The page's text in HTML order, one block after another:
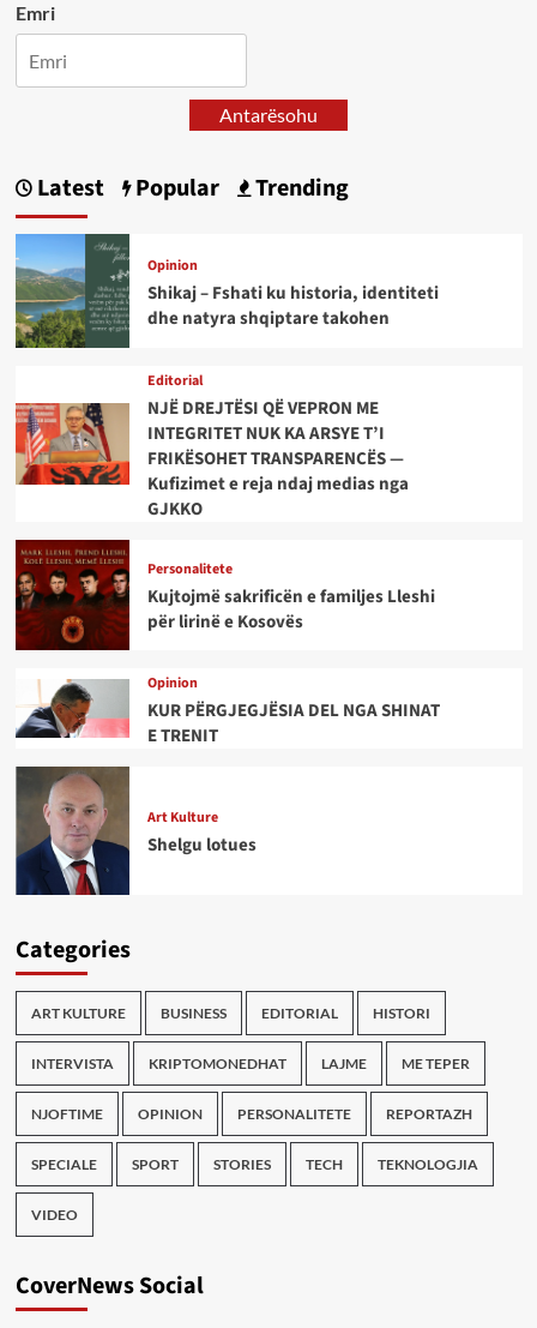
Emri
Antarësohu
Latest Popular Trending
Opinion
Shikaj – Fshati ku historia, identiteti
dhe natyra shqiptare takohen
Editorial
NJË DREJTËSI QË VEPRON ME
INTEGRITET NUK KA ARSYE T’I
FRIKËSOHET TRANSPARENCËS —
Kufizimet e reja ndaj medias nga
GJKKO
Personalitete
Kujtojmë sakrificën e familjes Lleshi
për lirinë e Kosovës
Opinion
KUR PËRGJEGJËSIA DEL NGA SHINAT
E TRENIT
Art Kulture
Shelgu lotues
Categories
ART KULTURE BUSINESS EDITORIAL HISTORI
INTERVISTA KRIPTOMONEDHAT LAJME ME TEPER
NJOFTIME OPINION PERSONALITETE REPORTAZH
SPECIALE SPORT STORIES TECH TEKNOLOGJIA
VIDEO
CoverNews Social